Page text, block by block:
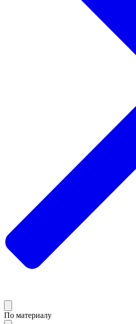
По материалу